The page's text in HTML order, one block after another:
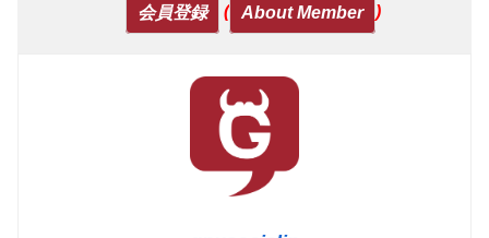
会員登録 ( About Member )